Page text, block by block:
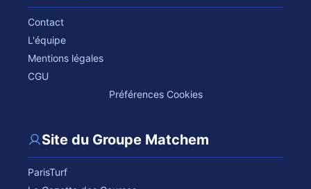
Contact
L'équipe
Mentions légales
CGU
Préférences Cookies
Site du Groupe Matchem
ParisTurf